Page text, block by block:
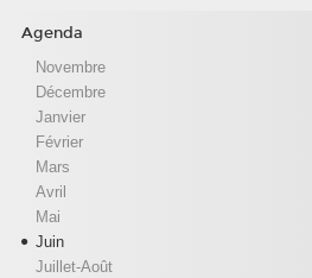
Agenda
Novembre
Décembre
Janvier
Février
Mars
Avril
Mai
Juin
Juillet-Août